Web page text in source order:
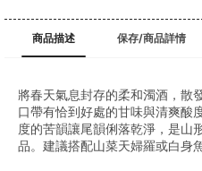
商品描述 保存/商品詳情
將春天氣息封存的柔和濁酒，散
口帶有恰到好處的甘味與清爽酸
度的苦韻讓尾韻俐落乾淨，是山
品。建議搭配山菜天婦羅或白身